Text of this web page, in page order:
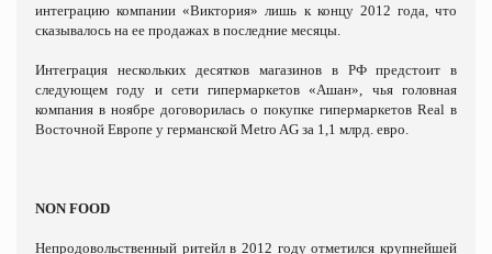
интеграцию компании «Виктория» лишь к концу 2012 года, что
сказывалось на ее продажах в последние месяцы.
Интеграция нескольких десятков магазинов в РФ предстоит в
следующем году и сети гипермаркетов «Ашан», чья головная
компания в ноябре договорилась о покупке гипермаркетов Real в
Восточной Европе у германской Metro AG за 1,1 млрд. евро.
NON FOOD
Непродовольственный ритейл в 2012 году отметился крупнейшей